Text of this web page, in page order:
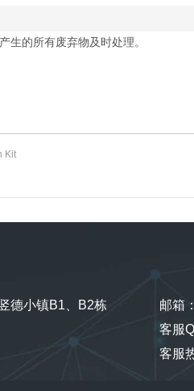
生的所有废弃物及时处理。
Kit
德小镇B1、B2栋
邮箱
客服
客服